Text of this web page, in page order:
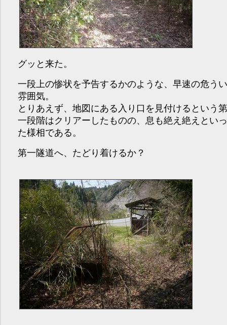
グッと来た。
一段上の惨状を予告するかのような、早速の危う
雰囲気。
とりあえず、地図にある入り口を見付けるという
一段階はクリアーしたものの、息も絶え絶えとい
た様相である。
第一隧道へ、たどり着けるか？